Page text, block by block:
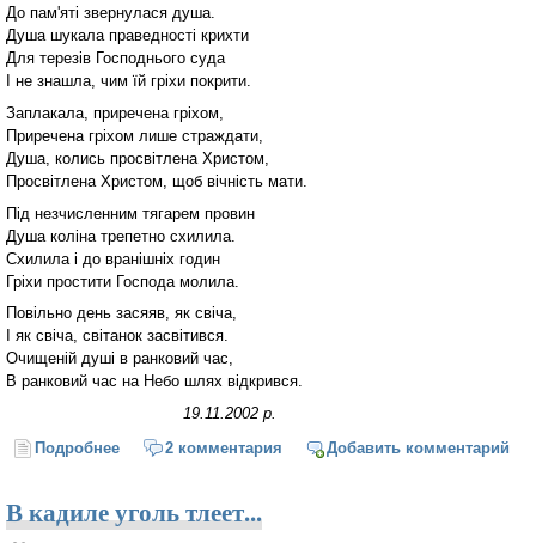
До пам'яті звернулася душа.
Душа шукала праведності крихти
Для терезів Господнього суда
І не знашла, чим їй гріхи покрити.
Заплакала, приречена гріхом,
Приречена гріхом лише страждати,
Душа, колись просвітлена Христом,
Просвітлена Христом, щоб вічність мати.
Під незчисленним тягарем провин
Душа коліна трепетно схилила.
Схилила і до вранішніх годин
Гріхи простити Господа молила.
Повільно день засяяв, як свіча,
І як свіча, світанок засвітився.
Очищеній душі в ранковий час,
В ранковий час на Небо шлях відкрився.
19.11.2002 р.
Подробнее о Повільно день розтанув, як свіча...
2 комментария Добавить комментарий
В кадиле уголь тлеет...